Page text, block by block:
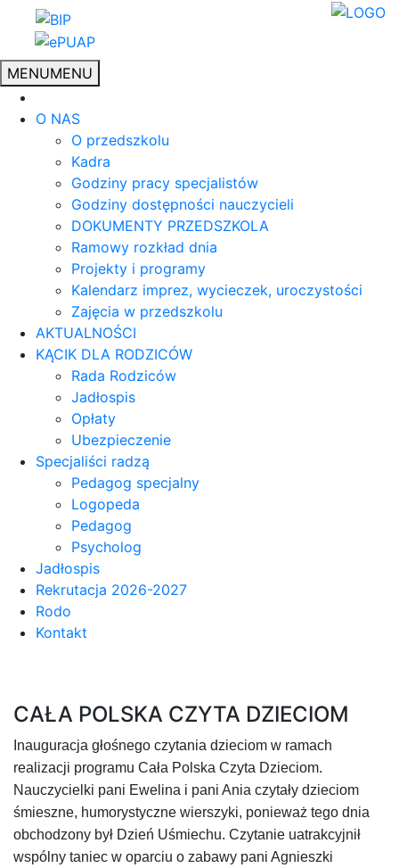
MENUMENU
O NAS
O przedszkolu
Kadra
Godziny pracy specjalistów
Godziny dostępności nauczycieli
DOKUMENTY PRZEDSZKOLA
Ramowy rozkład dnia
Projekty i programy
Kalendarz imprez, wycieczek, uroczystości
Zajęcia w przedszkolu
AKTUALNOŚCI
KĄCIK DLA RODZICÓW
Rada Rodziców
Jadłospis
Opłaty
Ubezpieczenie
Specjaliści radzą
Pedagog specjalny
Logopeda
Pedagog
Psycholog
Jadłospis
Rekrutacja 2026-2027
Rodo
Kontakt
CAŁA POLSKA CZYTA DZIECIOM
Inauguracja głośnego czytania dzieciom w ramach
realizacji programu Cała Polska Czyta Dzieciom.
Nauczycielki pani Ewelina i pani Ania czytały dzieciom
śmieszne, humorystyczne wierszyki, ponieważ tego dnia
obchodzony był Dzień Uśmiechu. Czytanie uatrakcyjnił
wspólny taniec w oparciu o zabawy pani Agnieszki